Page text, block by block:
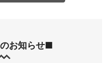
お知らせ■